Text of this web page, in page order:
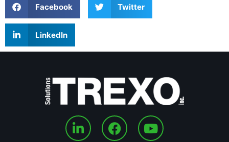
Facebook Twitter
LinkedIn